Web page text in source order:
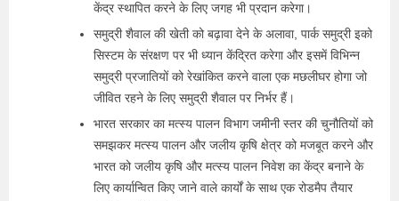
केंद्र स्थापित करने के लिए जगह भी प्रदान करेगा।
समुद्री शैवाल की खेती को बढ़ावा देने के अलावा, पार्क समुद्री इको
सिस्टम के संरक्षण पर भी ध्यान केंद्रित करेगा और इसमें विभिन्न
समुद्री प्रजातियों को रेखांकित करने वाला एक मछलीघर होगा जो
जीवित रहने के लिए समुद्री शैवाल पर निर्भर हैं।
भारत सरकार का मत्स्य पालन विभाग जमीनी स्तर की चुनौतियों को
समझकर मत्स्य पालन और जलीय कृषि क्षेत्र को मजबूत करने और
भारत को जलीय कृषि और मत्स्य पालन निवेश का केंद्र बनाने के
लिए कार्यान्वित किए जाने वाले कार्यों के साथ एक रोडमैप तैयार